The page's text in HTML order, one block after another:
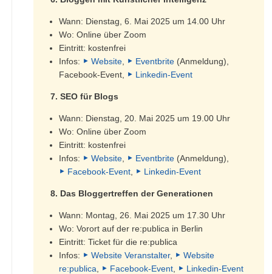
Wann: Dienstag, 6. Mai 2025 um 14.00 Uhr
Wo: Online über Zoom
Eintritt: kostenfrei
Infos:
Website, Eventbrite(Anmeldung),
Facebook-Event,
Linkedin-Event
7. SEO für Blogs
Wann: Dienstag, 20. Mai 2025 um 19.00 Uhr
Wo: Online über Zoom
Eintritt: kostenfrei
Infos:
Website, Eventbrite(Anmeldung),
Facebook-Event, Linkedin-Event
8. Das Bloggertreffen der Generationen
Wann: Montag, 26. Mai 2025 um 17.30 Uhr
Wo: Vorort auf der re:publica in Berlin
Eintritt: Ticket für die re:publica
Infos:
Website Veranstalter,
Website
re:publica
Facebook-Event, Linkedin-Event